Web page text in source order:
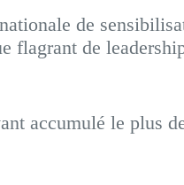
de
flagrant de
accumulé le plus